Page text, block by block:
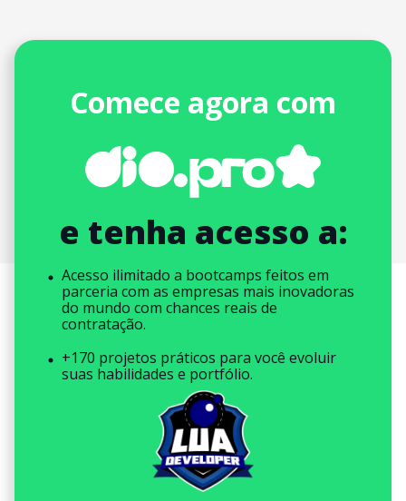
Comece agora com
e tenha acesso a:
Acesso ilimitado a bootcamps feitos em
parceria com as empresas mais inovadoras
do mundo com chances reais de
contratação.
+170 projetos práticos para você evoluir
suas habilidades e portfólio.